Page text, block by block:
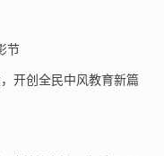
节
开创全民中风教育新篇